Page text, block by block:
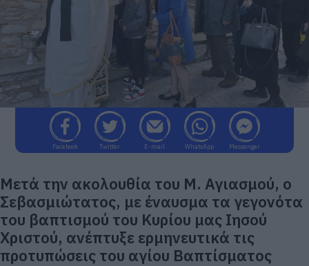
Facebook Twitter E-mail WhatsApp Messenger
Μετά την ακολουθία του Μ. Αγιασμού, ο
Σεβασμιώτατος, με έναυσμα τα γεγονότα
του βαπτισμού του Κυρίου μας Ιησού
Χριστού, ανέπτυξε ερμηνευτικά τις
προτυπώσεις του αγίου Βαπτίσματος